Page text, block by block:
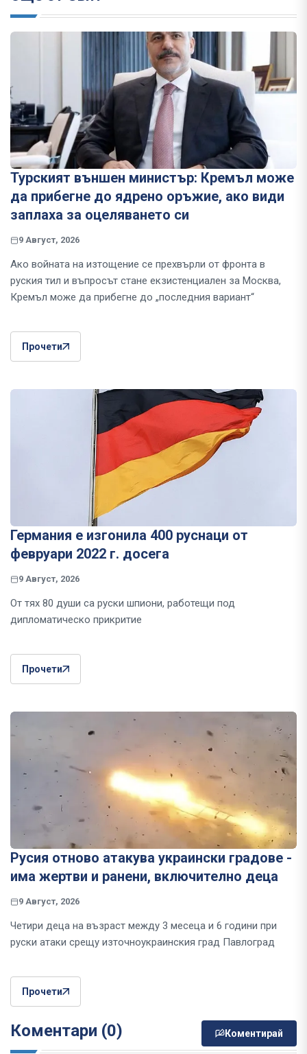
Турският външен министър: Кремъл може
да прибегне до ядрено оръжие, ако види
заплаха за оцеляването си
9 Август, 2026
Ако войната на изтощение се прехвърли от фронта в
руския тил и въпросът стане екзистенциален за Москва,
Кремъл може да прибегне до „последния вариант“
Прочети
Германия е изгонила 400 руснаци от
февруари 2022 г. досега
9 Август, 2026
От тях 80 души са руски шпиони, работещи под
дипломатическо прикритие
Прочети
Русия отново атакува украински градове -
има жертви и ранени, включително деца
9 Август, 2026
Четири деца на възраст между 3 месеца и 6 години при
руски атаки срещу източноукраинския град Павлоград
Прочети
Коментари (0) Коментирай